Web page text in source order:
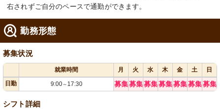
右されずご自分のペースで通勤ができます。
勤務形態
募集状況
就業時間 月 火 水 木 金 土
日
日勤
9:00～ 17:30 募集募集募集募集募集募集募集
シフト詳細